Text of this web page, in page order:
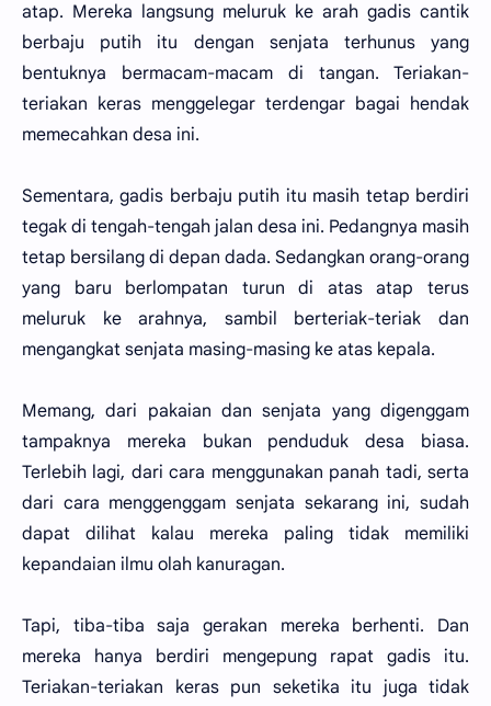
atap. Mereka langsung meluruk ke arah gadis cantik
berbaju putih itu dengan senjata terhunus yang
bentuknya bermacam-macam di tangan. Teriakan-
teriakan keras menggelegar terdengar bagai hendak
memecahkan desa ini.
Sementara, gadis berbaju putih itu masih tetap berdiri
tegak di tengah-tengah jalan desa ini. Pedangnya masih
tetap bersilang di depan dada. Sedangkan orang-orang
yang baru berlompatan turun di atas atap terus
meluruk ke arahnya, sambil berteriak-teriak dan
mengangkat senjata masing-masing ke atas kepala.
Memang, dari pakaian dan senjata yang digenggam
tampaknya mereka bukan penduduk desa biasa.
Terlebih lagi, dari cara menggunakan panah tadi, serta
dari cara menggenggam senjata sekarang ini, sudah
dapat dilihat kalau mereka paling tidak memiliki
kepandaian ilmu olah kanuragan.
Tapi, tiba-tiba saja gerakan mereka berhenti. Dan
mereka hanya berdiri mengepung rapat gadis itu.
Teriakan-teriakan keras pun seketika itu juga tidak